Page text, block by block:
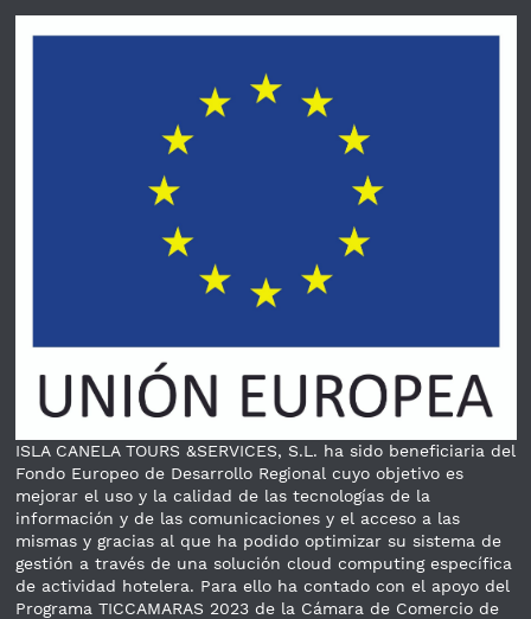
ISLA CANELA TOURS &SERVICES, S.L. ha sido beneficiaria del
Fondo Europeo de Desarrollo Regional cuyo objetivo es
mejorar el uso y la calidad de las tecnologías de la
información y de las comunicaciones y el acceso a las
mismas y gracias al que ha podido optimizar su sistema de
gestión a través de una solución cloud computing específica
de actividad hotelera. Para ello ha contado con el apoyo del
Programa TICCAMARAS 2023 de la Cámara de Comercio de